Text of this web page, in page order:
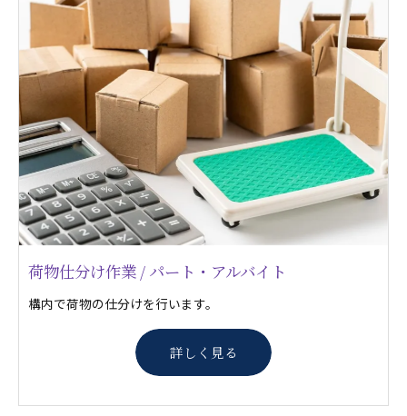
荷物仕分け作業 / パート・アルバイト
構内で荷物の仕分けを行います。
詳しく見る